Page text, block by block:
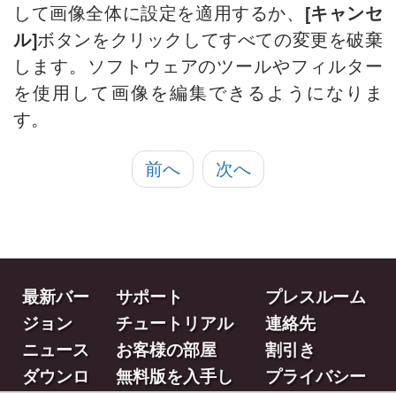
して画像全体に設定を適用するか、 [キャンセ
ル]ボタンをクリックしてすべての変更を破棄
します。ソフトウェアのツールやフィルター
を使用して画像を編集できるようになりま
す。
前へ 次へ
最新バー
ジョン
ニュース
ダウンロ
サポート
チュートリアル
お客様の部屋
無料版を入手し
プレスルーム
連絡先
割引き
プライバシー